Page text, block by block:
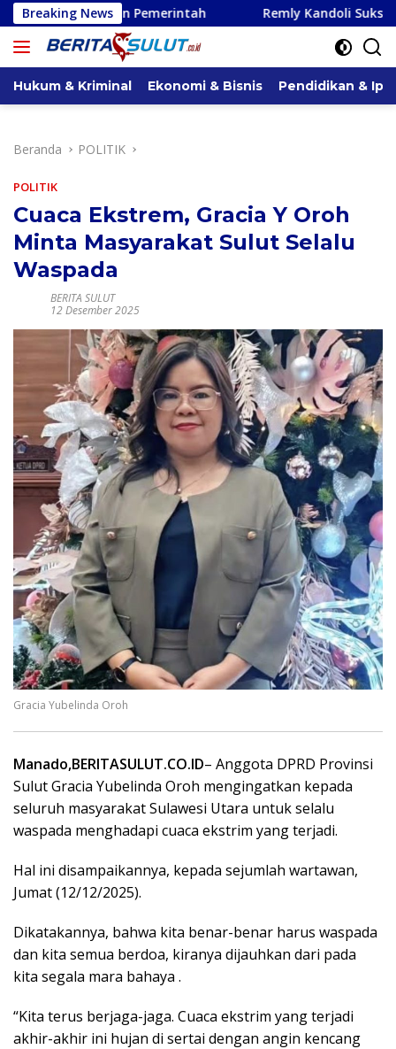
Langsung
ke
konten
Breaking News Remly Kandoli Sukses Perjuangkan
Hukum & Kriminal Ekonomi & Bisnis Pendidikan &
Beranda POLITIK
POLITIK
Cuaca Ekstrem, Gracia Y Oroh
Minta Masyarakat Sulut Selalu
Waspada
BERITA SULUT
12 Desember 2025
Gracia Yubelinda Oroh
Manado,BERITASULUT.CO.ID– Anggota DPRD Provinsi
Sulut Gracia Yubelinda Oroh mengingatkan kepada
seluruh masyarakat Sulawesi Utara untuk selalu
waspada menghadapi cuaca ekstrim yang terjadi.
Hal ini disampaikannya, kepada sejumlah wartawan,
Jumat (12/12/2025).
Dikatakannya, bahwa kita benar-benar harus waspada
dan kita semua berdoa, kiranya dijauhkan dari pada
kita segala mara bahaya .
“Kita terus berjaga-jaga. Cuaca ekstrim yang terjadi
akhir-akhir ini hujan di sertai dengan angin kencang